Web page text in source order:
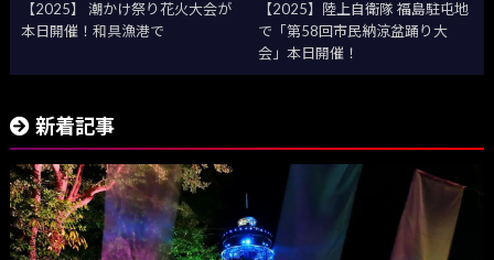
【2025】 潮かけ祭り花火大会が
本日開催！和具漁港で
【2025】陸上自衛隊 福島駐屯地
で「第58回市民納涼盆踊り大
会」本日開催！
新着記事